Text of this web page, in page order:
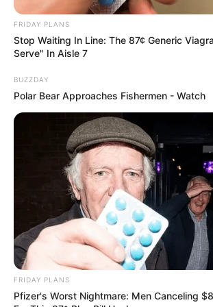
zdj. Egmont / Marvel
OBSERWUJ NAS W GOOGLE NEWS,
BIEŻĄCO!
FRIDAY PLANS
Stop Waiting In Line: The 87¢ Generic
Serve" In Aisle 7
BUZZDAY
Polar Bear Approaches Fishermen - Watch
FRIDAY PLANS
Pfizer's Worst Nightmare: Men Canceling